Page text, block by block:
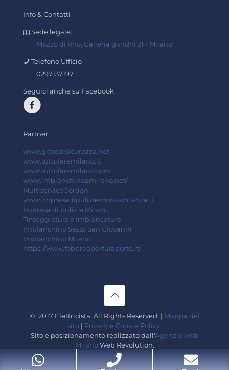
Info & Contatti
Sede legale:
Mazzo di Rho, Galleria gandhi 21 - Milano
Telefono Ufficio
0297137197
Seguici anche su Facebook
Partner
www.gratedisicurezza.net
www.tuttofaremilano.it
www.tuttofaremilano.com
www.imbianchinoamilano.net/
Multiservice Jordan
www.impresadipuliziemonzabrianza.it
Impresa di pulizie Milano
Tinteggiatura e Imbiancatura
Imbianchino Sesto San Giovanni
Imbianchino Milano
https://www.fabbroaperturaporte.it/
© 2017 Elettricista. All Rights Reserved. | Mappa del
sito | Privacy e Cookie Policy.
Sito e posizionamento realizzato dall'Agenzia web
MilanoWeb Revolution.